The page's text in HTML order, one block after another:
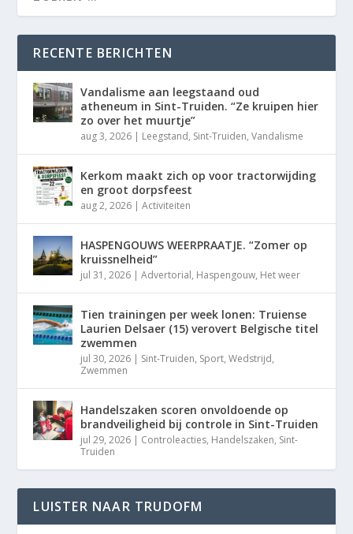
RECENTE BERICHTEN
Vandalisme aan leegstaand oud
atheneum in Sint-Truiden. “Ze kruipen hier
zo over het muurtje”
aug 3, 2026 | Leegstand, Sint-Truiden,Vandalisme
Kerkom maakt zich op voor tractorwijding
en groot dorpsfeest
aug 2, 2026 |Activiteiten
HASPENGOUWS WEERPRAATJE. “Zomer op
kruissnelheid”
jul 31, 2026 |Advertorial, Haspengouw, Het weer
Tien trainingen per week lonen: Truiense
Laurien Delsaer (15) verovert Belgische titel
zwemmen
jul 30, 2026 | Sint-Truiden, Sport,Wedstrijd,
Zwemmen
Handelszaken scoren onvoldoende op
brandveiligheid bij controle in Sint-Truiden
jul 29, 2026 | Controleacties, Handelszaken, Sint-
Truiden
LUISTER NAAR TRUDOFM